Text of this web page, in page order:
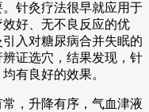
针灸疗法很早就应用于
好、无不良反应的优
入对糖尿病合并失眠的
证选穴，结果发现，针
有良好的效果。
，升降有序，气血津液